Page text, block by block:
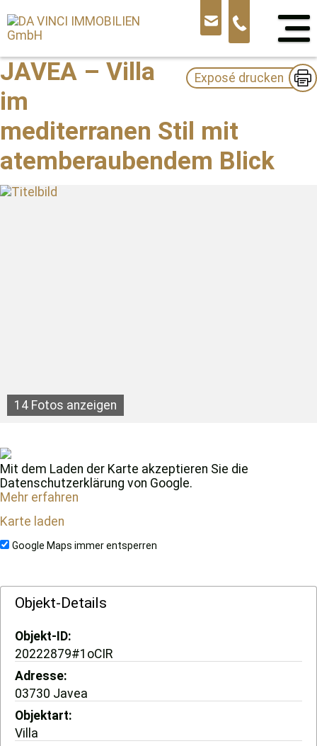
zum
Inhalt
Exposé drucken
JAVEA – Villa
im
mediterranen Stil mit
atemberaubendem Blick
14 Fotos anzeigen
Mit dem Laden der Karte akzeptieren Sie die
Datenschutzerklärung von Google.
Mehr erfahren
Karte laden
Google Maps immer entsperren
Objekt-Details
Objekt-ID
20222879#1oCIR
Adresse
03730 Javea
Objektart
Villa